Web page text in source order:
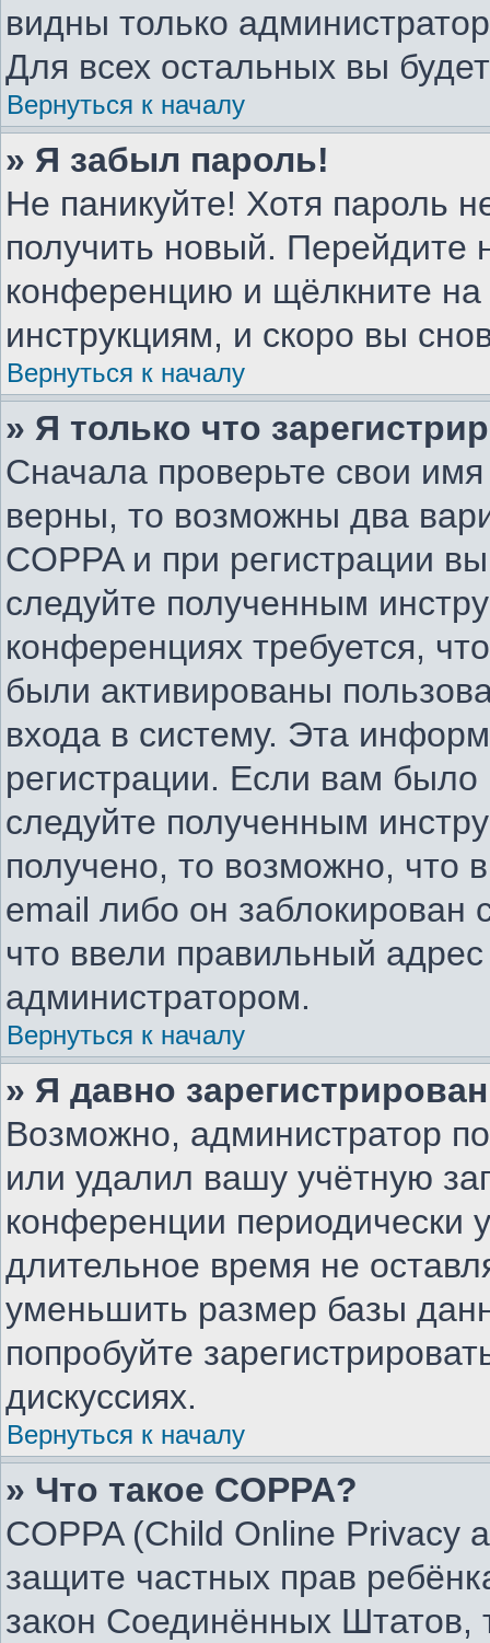
видны только
Для всех остальных вы
Вернуться к началу
» Я забыл пароль!
Не паникуйте! Хотя пароль
получить новый. Перейдите
конференцию и щёлкните
инструкциям, и скоро вы
Вернуться к началу
» Я только что
Сначала проверьте свои
верны, то возможны два
COPPA и при регистрации
следуйте полученным
конференциях требуется,
были активированы
входа в систему. Эта
регистрации. Если вам
следуйте полученным
получено, то возможно, что
email либо он
что ввели правильный
администратором.
Вернуться к началу
» Я давно
Возможно, администратор
или удалил вашу учётную
конференции периодически
длительное время не
уменьшить размер базы
попробуйте
дискуссиях.
Вернуться к началу
» Что такое COPPA?
COPPA (Child Online Privacy
защите частных прав
закон Соединённых Штатов,